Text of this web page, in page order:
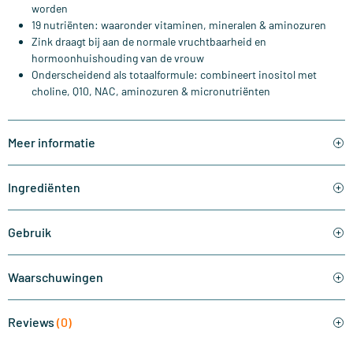
worden
19 nutriënten: waaronder vitaminen, mineralen & aminozuren
Zink draagt bij aan de normale vruchtbaarheid en
hormoonhuishouding van de vrouw
Onderscheidend als totaalformule: combineert inositol met
choline, Q10, NAC, aminozuren & micronutriënten
Meer informatie
Ingrediënten
Gebruik
Waarschuwingen
Reviews (0)